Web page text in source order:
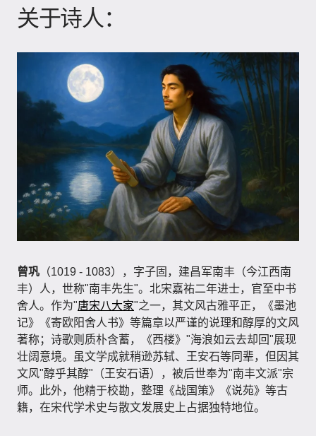
关于诗人：
曾巩 （1019 - 1083），字子固，建昌军南丰（今江西南
丰）人，世称"南丰先生"。北宋嘉祐二年进士，官至中书
舍人。作为"唐宋八大家"之一，其文风古雅平正，《墨池
记》《寄欧阳舍人书》等篇章以严谨的说理和醇厚的文风
著称；诗歌则质朴含蓄，《西楼》"海浪如云去却回"展现
壮阔意境。虽文学成就稍逊苏轼、王安石等同辈，但因其
文风"醇乎其醇"（王安石语），被后世奉为"南丰文派"宗
师。此外，他精于校勘，整理《战国策》《说苑》等古
籍，在宋代学术史与散文发展史上占据独特地位。